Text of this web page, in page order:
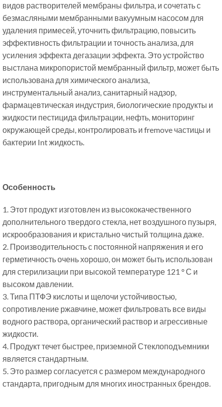
видов растворителей мембраны фильтра, и сочетать с
безмасляными мембранными вакуумным насосом для
удаления примесей, уточнить фильтрацию, повысить
эффективность фильтрации и точность анализа, для
усиления эффекта дегазации эффекта. Это устройство
выстлана микропористой мембранный фильтр, может быть
использована для химического анализа,
инструментальный анализ, санитарный надзор,
фармацевтическая индустрия, биологические продукты и
жидкости пестицида фильтрации, нефть, мониторинг
окружающей среды, контролировать и fremove частицы и
бактерии Int жидкость.
Особенность
1. Этот продукт изготовлен из высококачественного
дополнительного твердого стекла, нет воздушного пузыря,
искрообразования и кристально чистый толщина даже.
2. Производительность с постоянной напряжения и его
герметичность очень хорошо, он может быть использован
для стерилизации при высокой температуре 121 ° С и
высоком давлении.
3. Типа ПТФЭ кислоты и щелочи устойчивостью,
сопротивление ржавчине, может фильтровать все виды
водного раствора, органический раствор и агрессивные
жидкости.
4. Продукт течет быстрее, приземной Стеклоподъемники
является стандартным.
5. Это размер согласуется с размером международного
стандарта, пригодным для многих иностранных брендов.